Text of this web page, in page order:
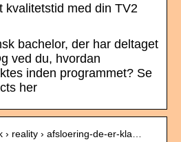
kvalitetstid med din TV2
bachelor, der har deltaget
ved du, hvordan
inden programmet? Se
her
› reality › afsloering-de-er-kla…